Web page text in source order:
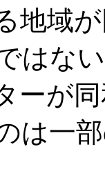
地域
はな
ーが
は一